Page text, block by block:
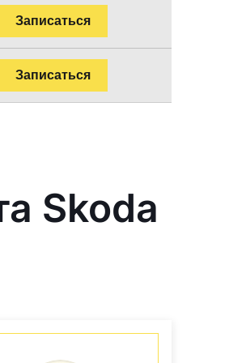
Записаться
Записаться
Skoda